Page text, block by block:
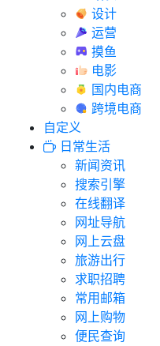
设计
运营
摸鱼
电影
国内电商
跨境电商
自定义
日常生活
新闻资讯
搜索引擎
在线翻译
网址导航
网上云盘
旅游出行
求职招聘
常用邮箱
网上购物
便民查询